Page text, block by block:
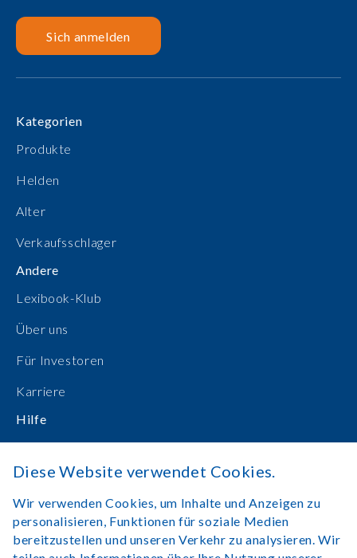
Sich anmelden
Kategorien
Produkte
Helden
Alter
Verkaufsschlager
Andere
Lexibook-Klub
Über uns
Für Investoren
Karriere
Hilfe
Bedienungsanleitungen
Online einkaufen
Kontakt
Anmelden
Diese Website verwendet Cookies.
Wir verwenden Cookies, um Inhalte und Anzeigen zu
personalisieren, Funktionen für soziale Medien
bereitzustellen und unseren Verkehr zu analysieren. Wir